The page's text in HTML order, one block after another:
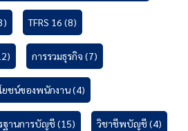
TFRS 16 (8)
การรวมธุรกิจ (7)
ยชน์ของพนักงาน(4)
ฐานการบัญชี(15) วิชาชีพบัญชี(4)